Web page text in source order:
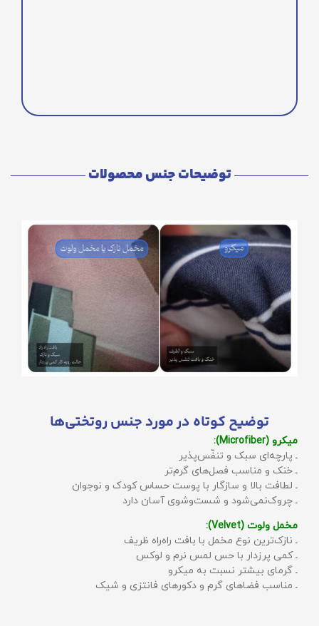
توضیحات جنس محصولات
توضیح کوتاه در مورد جنس روتختی‌ها
میکرو (Microfiber):
ـ پارچه‌ای سبک و تنفّس‌پذیر
ـ خنک و مناسب فصل‌های گرم‌تر
ـ لطافت بالا و سازگار با پوست حساس کودک و نوجوان
ـ چروک‌نمی‌شود و شست‌وشوی آسان دارد
مخمل ولوت (Velvet):
ـ نازک‌ترین نوع مخمل با بافت راه‌راه ظریف
ـ کمی پرزدار با حس لمس نرم و لوکس
ـ گرمای بیشتر نسبت به میکرو
ـ مناسب فضاهای گرم و دکورهای فانتزی و شیک